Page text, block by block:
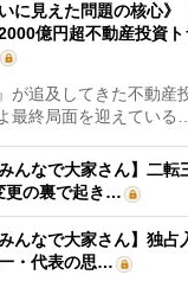
いに見えた問題の核心》
億円超不動産投資ト
が追及してきた不動産
最終局面を迎えている
んなで大家さん】二転
更の裏で起き…
んなで大家さん】独占
・代表の思…